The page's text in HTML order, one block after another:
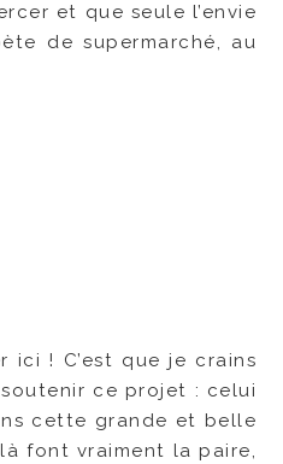
et que seule l’envie
de supermarché, au
ici ! C’est que je crains
ce projet : celui
cette grande et belle
font vraiment la paire,